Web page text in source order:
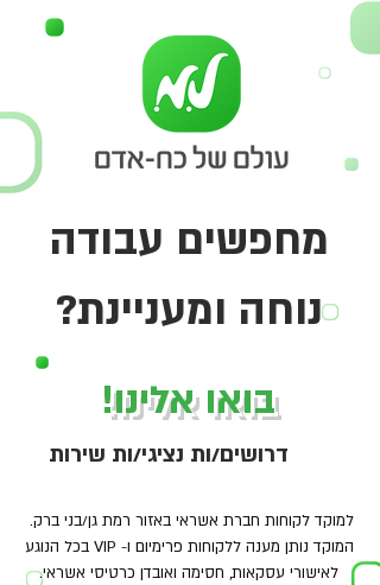
מחפשים עבודה
נוחה ומעניינת?
בואו אלינו!
למוקד לקוחות חברת אשראי באזור רמת גן/בני ברק.
המוקד נותן מענה ללקוחות פרימיום ו- VIP בכל הנוגע
לאישורי עסקאות, חסימה ואובדן כרטיסי אשראי.
דרושים/ות נציגי/ות שירות